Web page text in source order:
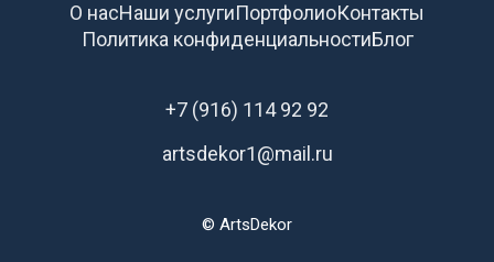
О насНаши услугиПортфолиоКонтакты
Политика конфиденциальностиБлог
+7 (916) 114 92 92
artsdekor1@mail.ru
© ArtsDekor